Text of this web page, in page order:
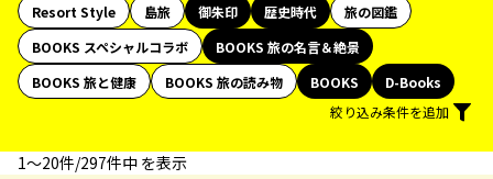
Resort Style
島旅 御朱印 歴史時代
旅の図鑑
BOOKS スペシャルコラボ
BOOKS 旅の名言＆絶景
BOOKS 旅と健康
BOOKS 旅の読み物 BOOKS
D-Books
絞り込み条件を追加
1〜20件/297件中 を表示